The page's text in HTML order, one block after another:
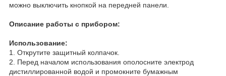
можно выключить кнопкой на передней панели.
Описание работы с прибором:
Использование:
1. Открутите защитный колпачок.
2. Перед началом использования ополосните электрод
дистиллированной водой и промокните бумажным